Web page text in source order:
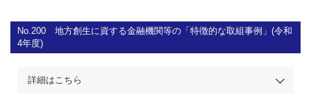
No.200 地方創生に資する金融機関等の「特徴的な取組事例」(令和
4年度)
詳細はこちら